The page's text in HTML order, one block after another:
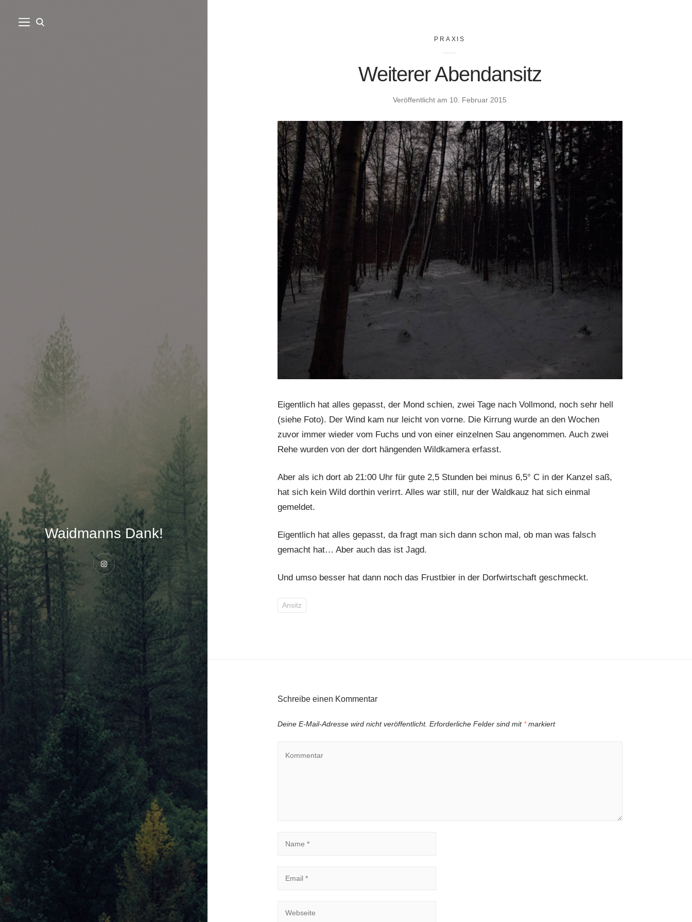
Waidmanns Dank!
Instagram
PRAXIS
Weiterer Abendansitz
Veröffentlicht am 10. Februar 2015
Eigentlich hat alles gepasst, der Mond schien, zwei Tage nach Vollmond, noch sehr hell
(siehe Foto). Der Wind kam nur leicht von vorne. Die Kirrung wurde an den Wochen
zuvor immer wieder vom Fuchs und von einer einzelnen Sau angenommen. Auch zwei
Rehe wurden von der dort hängenden Wildkamera erfasst.
Aber als ich dort ab 21:00 Uhr für gute 2,5 Stunden bei minus 6,5° C in der Kanzel saß,
hat sich kein Wild dorthin verirrt. Alles war still, nur der Waldkauz hat sich einmal
gemeldet.
Eigentlich hat alles gepasst, da fragt man sich dann schon mal, ob man was falsch
gemacht hat… Aber auch das ist Jagd.
Und umso besser hat dann noch das Frustbier in der Dorfwirtschaft geschmeckt.
Ansitz
Schreibe einen Kommentar
Deine E-Mail-Adresse wird nicht veröffentlicht. Erforderliche Felder sind mit *markiert